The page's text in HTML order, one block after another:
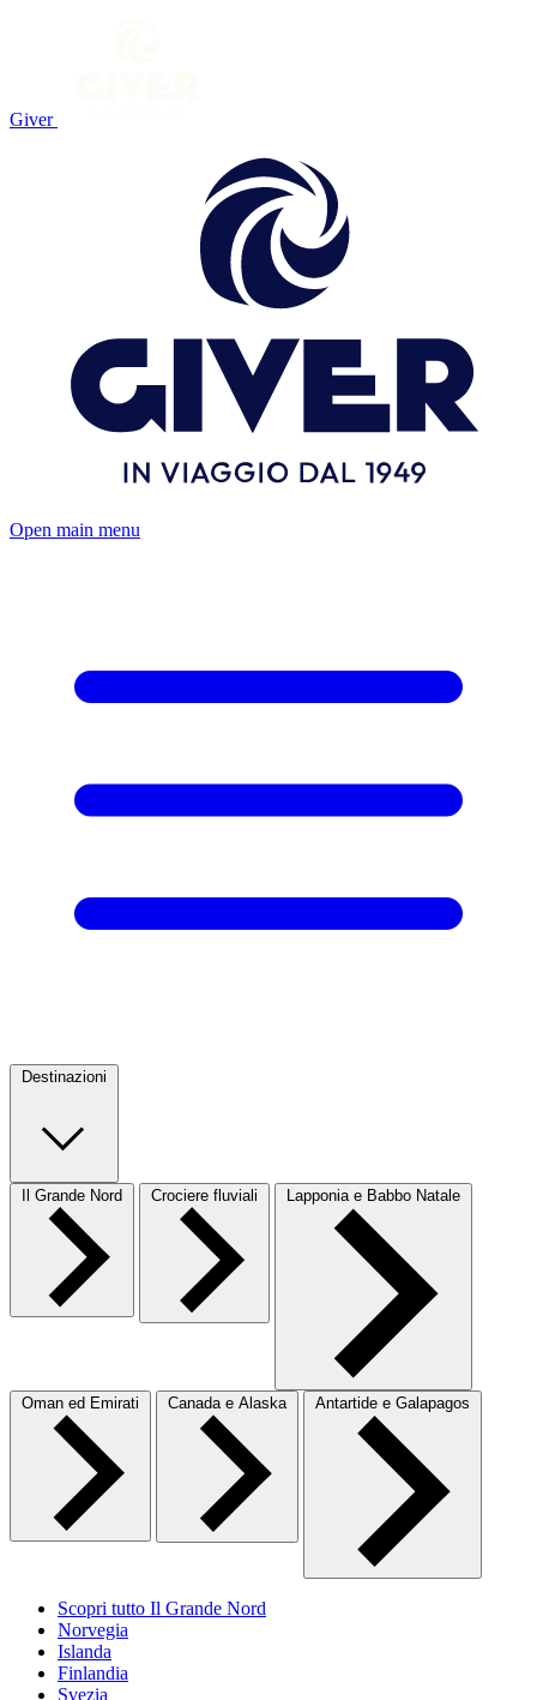
Giver
Open main menu
Destinazioni
Il Grande Nord Crociere fluviali Lapponia e Babbo Natale
Oman ed Emirati Canada e Alaska Antartide e Galapagos
Scopri tutto Il Grande Nord
Norvegia
Islanda
Finlandia
Svezia